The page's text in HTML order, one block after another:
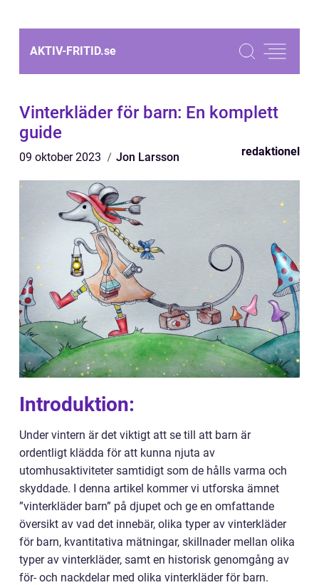
AKTIV-FRITID.se
Vinterkläder för barn: En komplett
guide
09 oktober 2023 Jon Larsson redaktionel
Introduktion:
Under vintern är det viktigt att se till att barn är
ordentligt klädda för att kunna njuta av
utomhusaktiviteter samtidigt som de hålls varma och
skyddade. I denna artikel kommer vi utforska ämnet
”vinterkläder barn” på djupet och ge en omfattande
översikt av vad det innebär, olika typer av vinterkläder
för barn, kvantitativa mätningar, skillnader mellan olika
typer av vinterkläder, samt en historisk genomgång av
för- och nackdelar med olika vinterkläder för barn.